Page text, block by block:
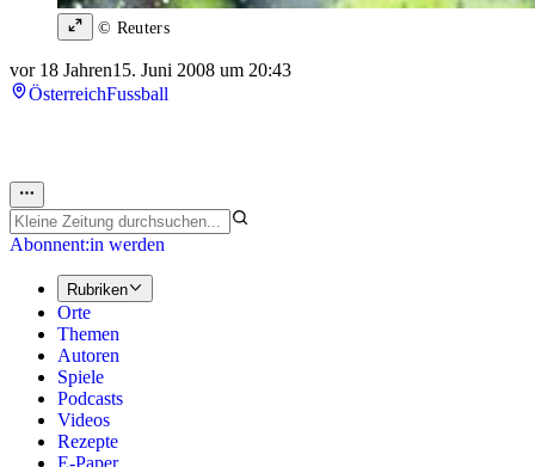
© Reuters
vor 18 Jahren15. Juni 2008 um 20:43
ÖsterreichFussball
Abonnent:in werden
Rubriken
Orte
Themen
Autoren
Spiele
Podcasts
Videos
Rezepte
E-Paper